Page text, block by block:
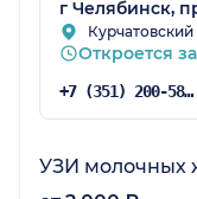
г Челябинск,
Откроется
+7 (351) 200-58-94
УЗИ молочных